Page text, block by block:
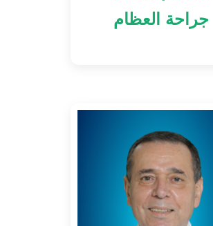
جراحة العظام